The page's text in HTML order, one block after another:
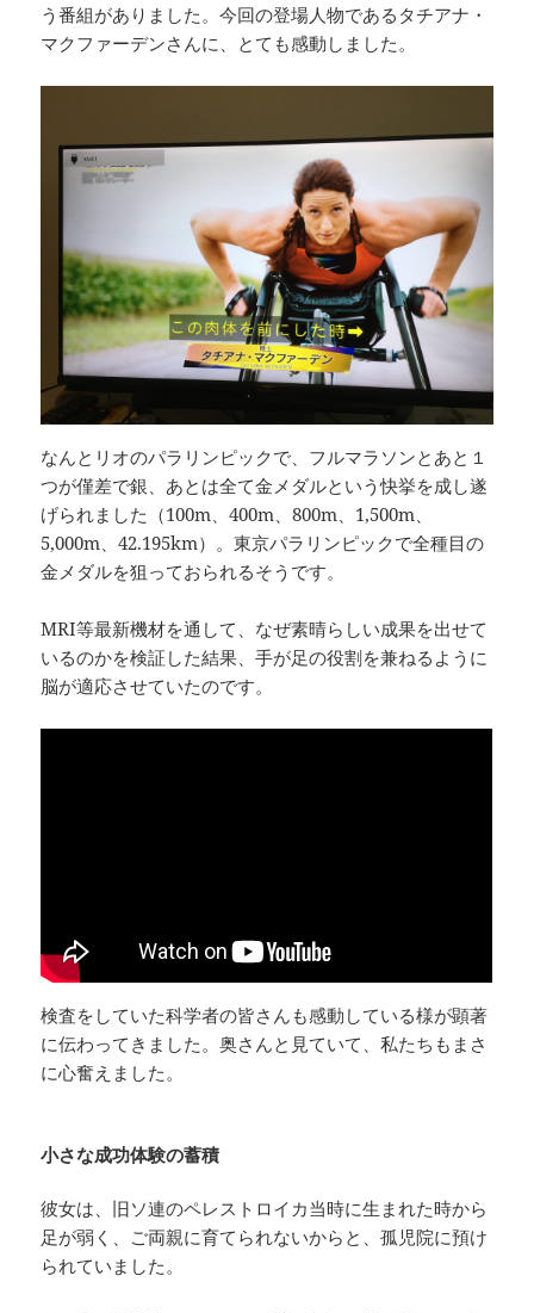
う番組がありました。今回の登場人物であるタチアナ・
マクファーデンさんに、とても感動しました。
なんとリオのパラリンピックで、フルマラソンとあと１
つが僅差で銀、あとは全て金メダルという快挙を成し遂
げられました（100m、400m、800m、1,500m、
5,000m、42.195km）。東京パラリンピックで全種目の
金メダルを狙っておられるそうです。
MRI等最新機材を通して、なぜ素晴らしい成果を出せて
いるのかを検証した結果、手が足の役割を兼ねるように
脳が適応させていたのです。
検査をしていた科学者の皆さんも感動している様が顕著
に伝わってきました。奥さんと見ていて、私たちもまさ
に心奮えました。
小さな成功体験の蓄積
彼女は、旧ソ連のペレストロイカ当時に生まれた時から
足が弱く、ご両親に育てられないからと、孤児院に預け
られていました。